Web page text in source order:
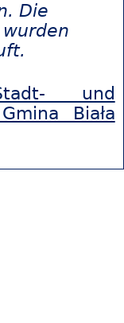
Die
und
Biała